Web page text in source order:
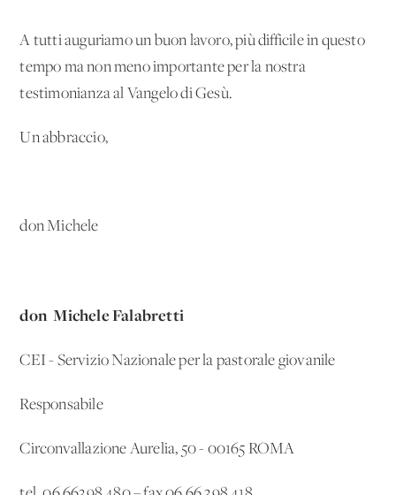
A tutti auguriamo un buon lavoro, più difficile in questo
tempo ma non meno importante per la nostra
testimonianza al Vangelo di Gesù.
Un abbraccio,
don Michele
don Michele Falabretti
CEI - Servizio Nazionale per la pastorale giovanile
Responsabile
Circonvallazione Aurelia, 50 - 00165 ROMA